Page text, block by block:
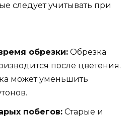
следует учитывать при
обрезки: Обрезка
после цветения.
может уменьшить
побегов: Старые и